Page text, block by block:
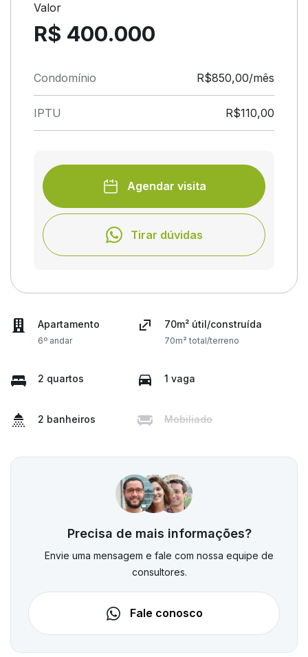
Valor
R$ 400.000
Condomínio R$850,00/mês
IPTU R$110,00
Agendar visita
Tirar dúvidas
Apartamento
6º andar
70m² útil/construída
70m² total/terreno
2 quartos 1 vaga
2 banheiros Mobiliado
Precisa de mais informações?
Envie uma mensagem e fale com nossa equipe de
consultores.
Fale conosco